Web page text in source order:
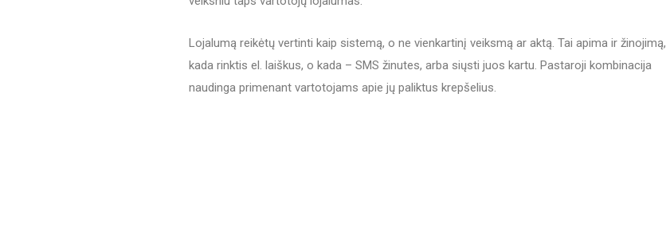
Lojalumą reikėtų vertinti kaip sistemą, o ne vienkartinį veiksmą ar aktą. Tai apima ir žinojimą,
kada rinktis el. laiškus, o kada – SMS žinutes, arba siųsti juos kartu. Pastaroji kombinacija
naudinga primenant vartotojams apie jų paliktus krepšelius.